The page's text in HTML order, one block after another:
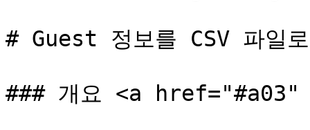
# Guest 정보를 CSV 파일
### 개요 <a